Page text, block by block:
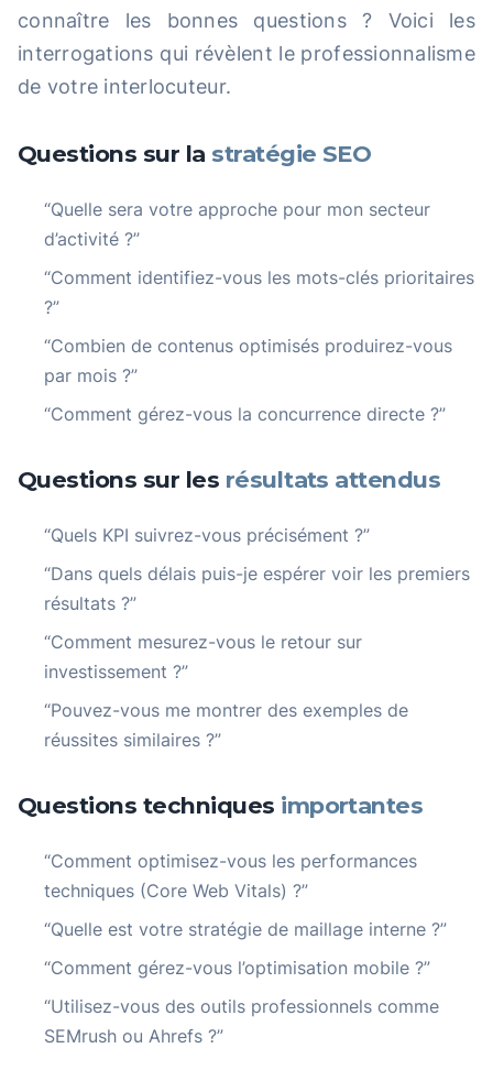
connaître les bonnes questions ? Voici les
interrogations qui révèlent le professionnalisme
de votre interlocuteur.
Questions sur la stratégie SEO
“Quelle sera votre approche pour mon secteur
d’activité ?”
“Comment identifiez-vous les mots-clés prioritaires
?”
“Combien de contenus optimisés produirez-vous
par mois ?”
“Comment gérez-vous la concurrence directe ?”
Questions sur les résultats attendus
“Quels KPI suivrez-vous précisément ?”
“Dans quels délais puis-je espérer voir les premiers
résultats ?”
“Comment mesurez-vous le retour sur
investissement ?”
“Pouvez-vous me montrer des exemples de
réussites similaires ?”
Questions techniques importantes
“Comment optimisez-vous les performances
techniques (Core Web Vitals) ?”
“Quelle est votre stratégie de maillage interne ?”
“Comment gérez-vous l’optimisation mobile ?”
“Utilisez-vous des outils professionnels comme
SEMrush ou Ahrefs ?”